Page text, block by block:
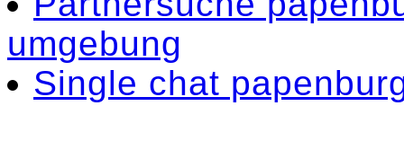
umgebung
Single chat